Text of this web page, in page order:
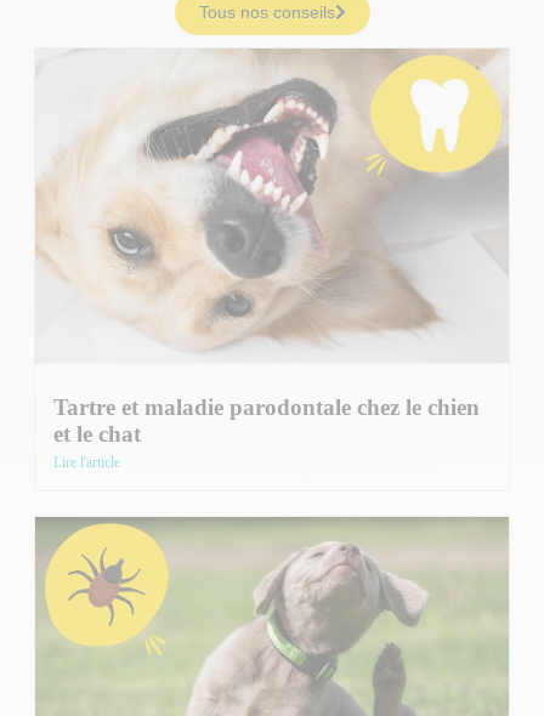
Tous nos conseils
Tartre et maladie parodontale chez le chien
et le chat
Lire l'article